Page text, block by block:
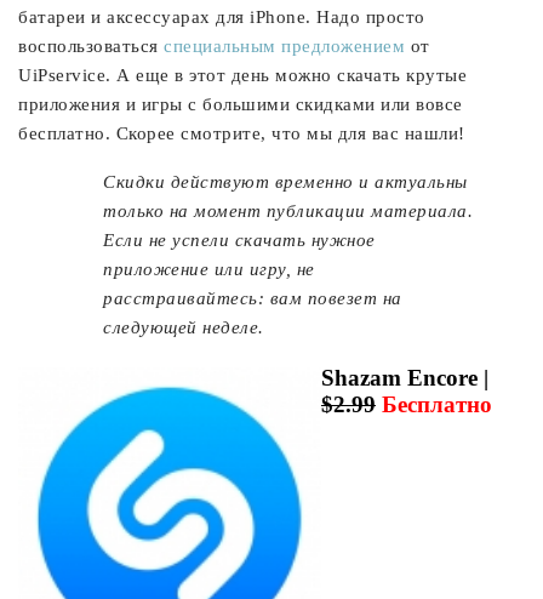
батареи и аксессуарах для iPhone. Надо просто
воспользоваться специальным предложением от
UiPservice. А еще в этот день можно скачать крутые
приложения и игры с большими скидками или вовсе
бесплатно. Скорее смотрите, что мы для вас нашли!
Cкидки действуют временно и актуальны
только на момент публикации материала.
Если не успели скачать нужное
приложение или игру, не
расстраивайтесь: вам повезет на
следующей неделе.
Shazam Encore |
$2.99 Бесплатно